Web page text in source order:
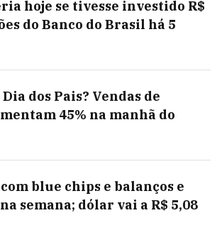
hoje se tivesse investido R$
do Banco do Brasil há 5
dos Pais? Vendas de
45% na manhã do
blue chips e balanços e
semana; dólar vai a R$ 5,08